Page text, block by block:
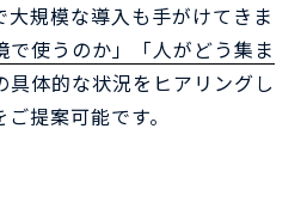
規模な導入も手がけてきま
で使うのか」「人がどう集ま
具体的な状況をヒアリングし
提案可能です。